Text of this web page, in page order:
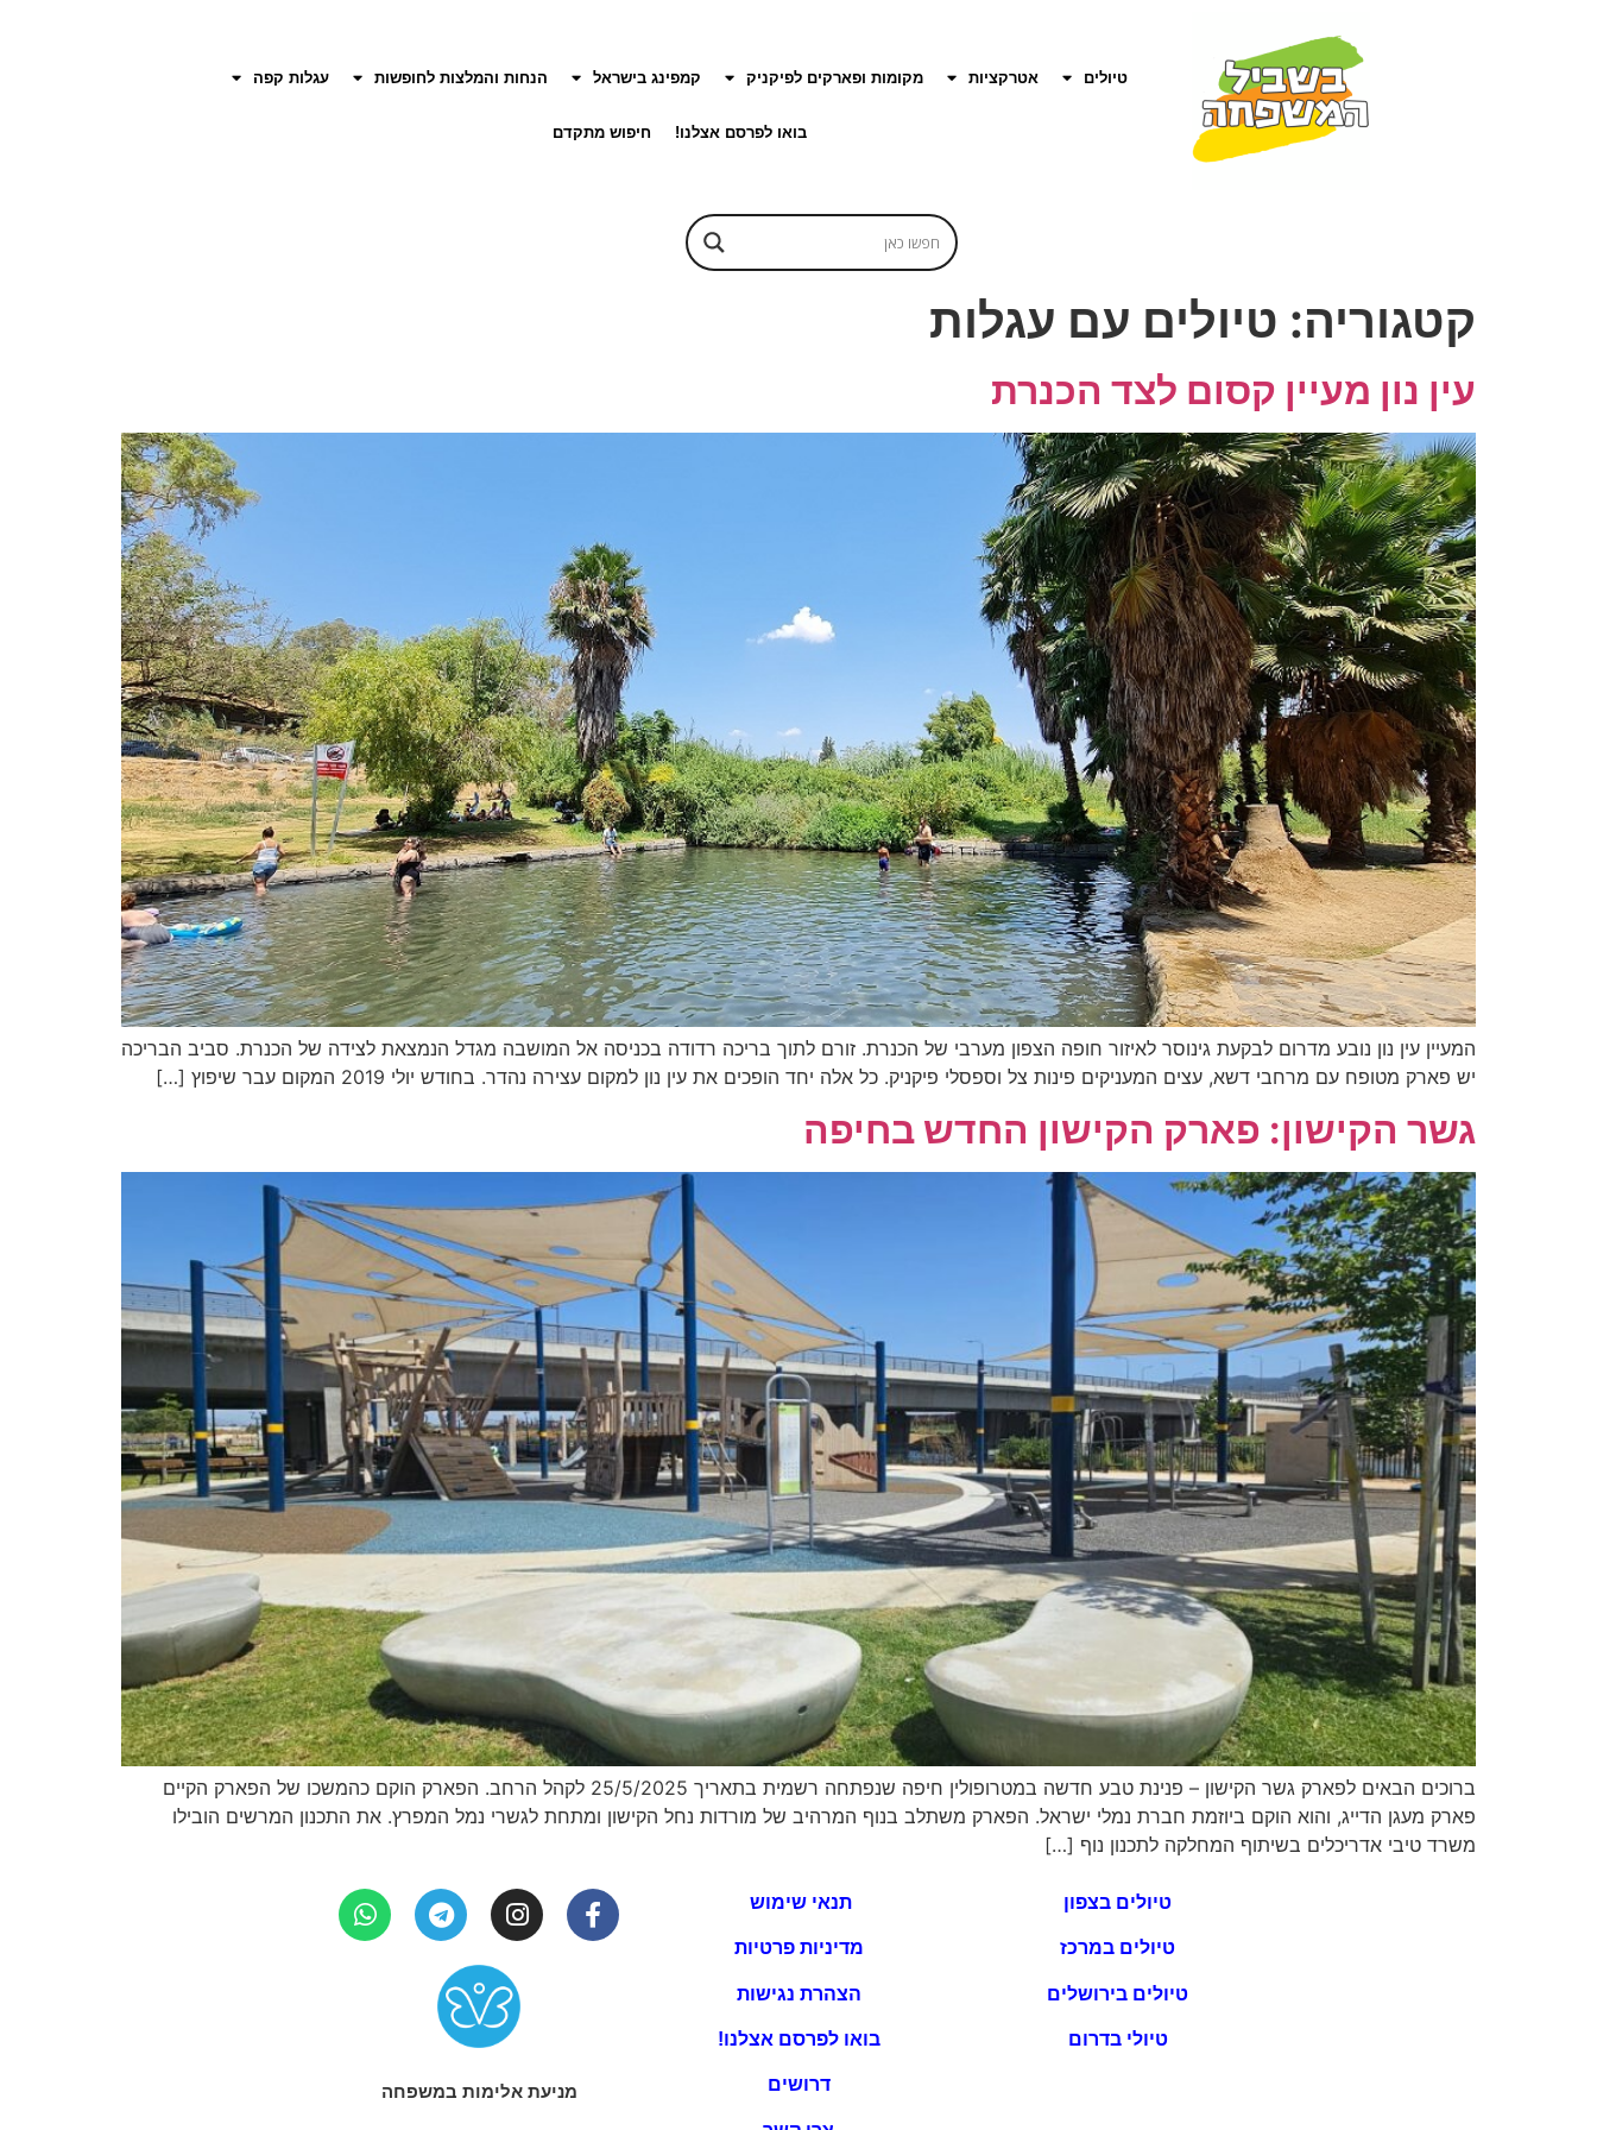
טיולים אטרקציות מקומות ופארקים לפיקניק קמפינג בישראל הנחות והמלצות לחופשות עגלות קפה
בואו לפרסם אצלנו! חיפוש מתקדם
קטגוריה: טיולים עם עגלות
עין נון מעיין קסום לצד הכנרת
המעיין עין נון נובע מדרום לבקעת גינוסר לאיזור חופה הצפון מערבי של הכנרת. זורם לתוך בריכה רדודה בכניסה אל המושבה מגדל הנמצאת לצידה של הכנרת. סביב הבריכה
יש פארק מטופח עם מרחבי דשא, עצים המעניקים פינות צל וספסלי פיקניק. כל אלה יחד הופכים את עין נון למקום עצירה נהדר. בחודש יולי 2019 המקום עבר שיפוץ […]
גשר הקישון: פארק הקישון החדש בחיפה
ברוכים הבאים לפארק גשר הקישון – פנינת טבע חדשה במטרופולין חיפה שנפתחה רשמית בתאריך 25/5/2025 לקהל הרחב. הפארק הוקם כהמשכו של הפארק הקיים
פארק מעגן הדייג, והוא הוקם ביוזמת חברת נמלי ישראל. הפארק משתלב בנוף המרהיב של מורדות נחל הקישון ומתחת לגשרי נמל המפרץ. את התכנון המרשים הובילו
משרד טיבי אדריכלים בשיתוף המחלקה לתכנון נוף […]
טיולים בצפון
טיולים במרכז
טיולים בירושלים
טיולי בדרום
תנאי שימוש
מדיניות פרטיות
הצהרת נגישות
בואו לפרסם אצלנו!
דרושים מניעת אלימות במשפחה